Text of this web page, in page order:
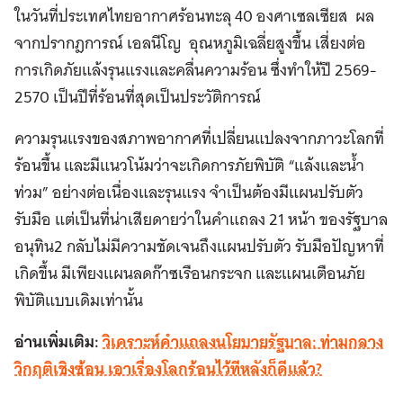
ในวันที่ประเทศไทยอากาศร้อนทะลุ 40 องศาเซลเซียส ผล
จากปรากฎการณ์ เอลนีโญ อุณหภูมิเฉลี่ยสูงขึ้น เสี่ยงต่อ
การเกิดภัยแล้งรุนแรงและคลื่นความร้อน ซึ่งทำให้ปี 2569-
2570 เป็นปีที่ร้อนที่สุดเป็นประวัติการณ์
ความรุนแรงของสภาพอากาศที่เปลี่ยนแปลงจากภาวะโลกที่
ร้อนขึ้น และมีแนวโน้มว่าจะเกิดการภัยพิบัติ “แล้งและน้ำ
ท่วม” อย่างต่อเนื่องและรุนแรง จำเป็นต้องมีแผนปรับตัว
รับมือ แต่เป็นที่น่าเสียดายว่าในคำแถลง 21 หน้า ของรัฐบาล
อนุทิน2 กลับไม่มีความชัดเจนถึงแผนปรับตัว รับมือปัญหาที่
เกิดขึ้น มีเพียงแผนลดก๊าซเรือนกระจก และแผนเตือนภัย
พิบัติแบบเดิมเท่านั้น
อ่านเพิ่มเติม:วิเคราะห์คำแถลงนโยบายรัฐบาล: ท่ามกลาง
วิกฤติเชิงซ้อน เอาเรื่องโลกร้อนไว้ทีหลังก็ดีแล้ว?